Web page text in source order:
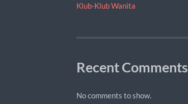
Klub-Klub Wanita
Recent Comments
No comments to show.